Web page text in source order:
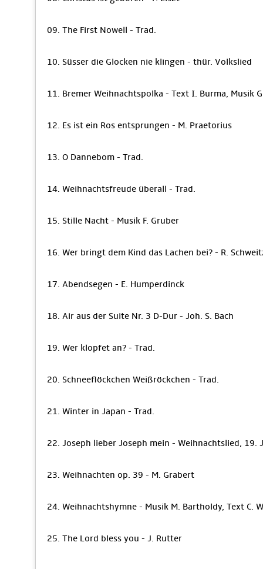
09. The First Nowell - Trad.
10. Süsser die Glocken nie klingen - thür. Volkslied
11. Bremer Weihnachtspolka - Text I. Burma, Musik
12. Es ist ein Ros entsprungen - M. Praetorius
13. O Dannebom - Trad.
14. Weihnachtsfreude überall - Trad.
15. Stille Nacht - Musik F. Gruber
16. Wer bringt dem Kind das Lachen bei? - R.
17. Abendsegen - E. Humperdinck
18. Air aus der Suite Nr. 3 D-Dur - Joh. S. Bach
19. Wer klopfet an? - Trad.
20. Schneeflöckchen Weißröckchen - Trad.
21. Winter in Japan - Trad.
22. Joseph lieber Joseph mein - Weihnachtslied, 19.
23. Weihnachten op. 39 - M. Grabert
24. Weihnachtshymne - Musik M. Bartholdy, Text C.
25. The Lord bless you - J. Rutter